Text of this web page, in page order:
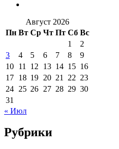
Август 2026
Пн Вт Ср Чт Пт Сб Вс
1
2
3
4 5 6 7 8
9
10 11 12 13 14 15 16
17 18 19 20 21 22 23
24 25 26 27 28 29 30
31
« Июл
Рубрики